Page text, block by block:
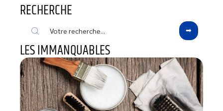
RECHERCHE
LES IMMANQUABLES